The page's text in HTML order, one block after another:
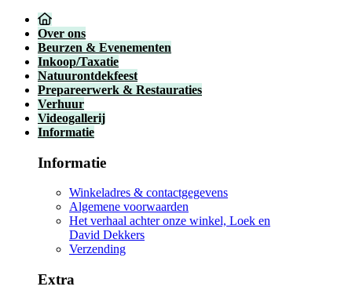
Over ons
Beurzen & Evenementen
Inkoop/Taxatie
Natuurontdekfeest
Prepareerwerk & Restauraties
Verhuur
Videogallerij
Informatie
Informatie
Winkeladres & contactgegevens
Algemene voorwaarden
Het verhaal achter onze winkel, Loek en
David Dekkers
Verzending
Extra